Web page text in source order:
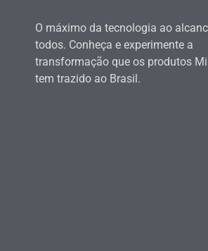
O máximo da tecnologia ao
todos. Conheça e experimente a
transformação que os produtos
tem trazido ao Brasil.